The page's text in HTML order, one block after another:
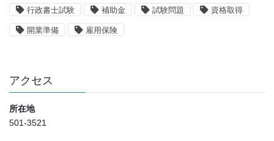
行政書士試験 補助金 試験問題 資格取得
開業準備 雇用保険
アクセス
所在地
501-3521